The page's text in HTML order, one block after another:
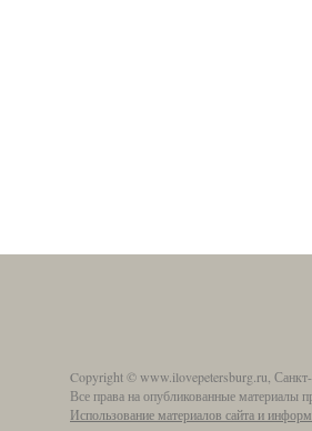
Copyright © www.ilovepetersburg.ru,
Все права на опубликованные материалы
Использование материалов сайта и